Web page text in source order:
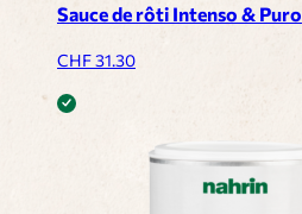
Sauce de rôti Intenso & Puro
CHF31.30